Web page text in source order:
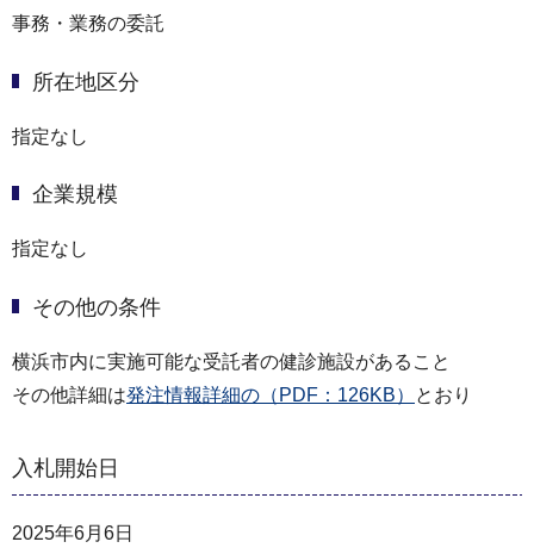
事務・業務の委託
所在地区分
指定なし
企業規模
指定なし
その他の条件
横浜市内に実施可能な受託者の健診施設があること
その他詳細は発注情報詳細の（PDF：126KB） とおり
入札開始日
2025年6月6日